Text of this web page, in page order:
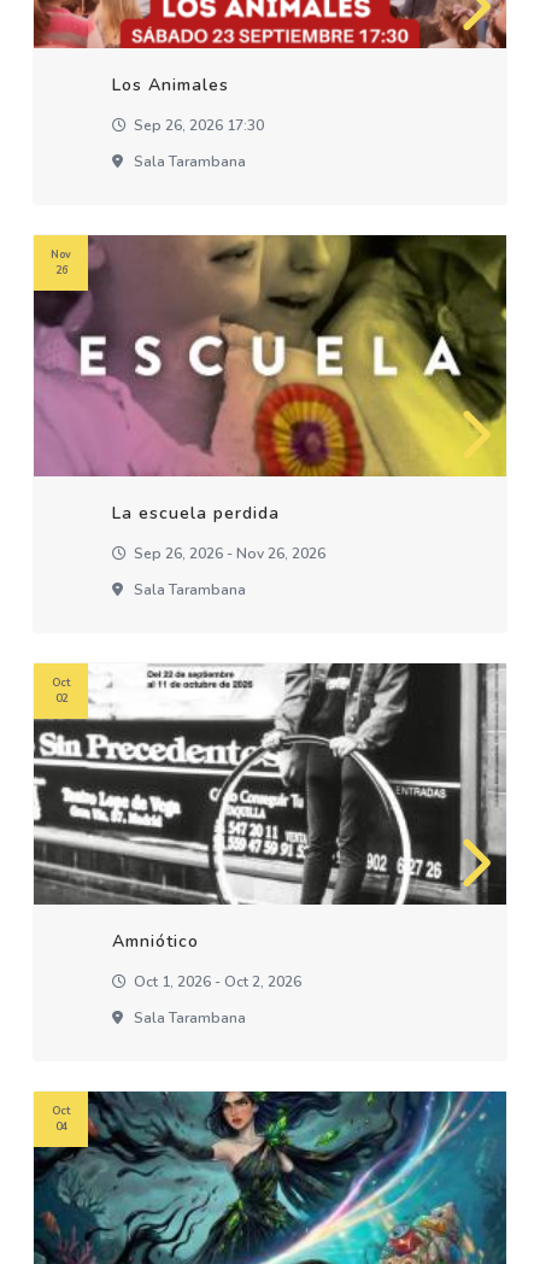
Los Animales
Sep 26, 2026 17:30
Sala Tarambana
La escuela perdida
Sep 26, 2026 - Nov 26, 2026
Sala Tarambana
Nov
26
Amniótico
Oct 1, 2026 - Oct 2, 2026
Sala Tarambana
Oct
02
Oct
04